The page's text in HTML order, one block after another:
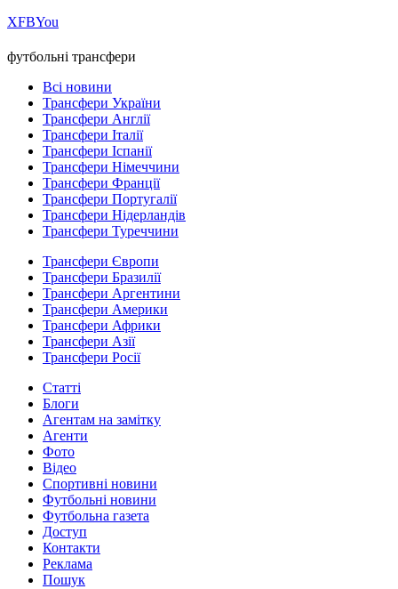
ХFBYou
футбольні трансфери
Всі новини
Трансфери України
Трансфери Англії
Трансфери Італії
Трансфери Іспанії
Трансфери Німеччини
Трансфери Франції
Трансфери Португалії
Трансфери Нідерландів
Трансфери Туреччини
Трансфери Європи
Трансфери Бразилії
Трансфери Аргентини
Трансфери Америки
Трансфери Африки
Трансфери Азії
Трансфери Росії
Статті
Блоги
Агентам на замітку
Агенти
Фото
Відео
Спортивні новини
Футбольні новини
Футбольна газета
Доступ
Контакти
Реклама
Пошук